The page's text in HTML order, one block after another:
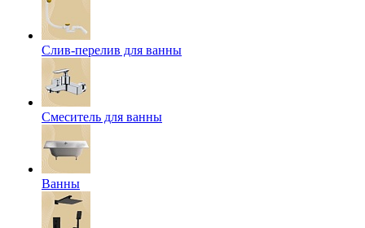
Слив-перелив для ванны
Смеситель для ванны
Ванны